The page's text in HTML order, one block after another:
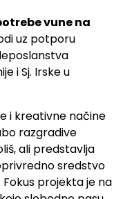
vune na
uz potporu
i Sj. Irske u
i kreativne načine
razgradive
ali predstavlja
sredstvo
Fokus projekta je na